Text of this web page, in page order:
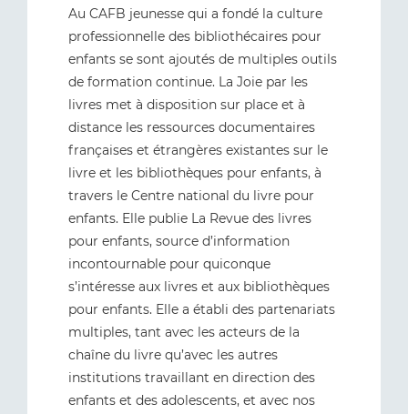
Au CAFB jeunesse qui a fondé la culture
professionnelle des bibliothécaires pour
enfants se sont ajoutés de multiples outils
de formation continue. La Joie par les
livres met à disposition sur place et à
distance les ressources documentaires
françaises et étrangères existantes sur le
livre et les bibliothèques pour enfants, à
travers le Centre national du livre pour
enfants. Elle publie La Revue des livres
pour enfants, source d’information
incontournable pour quiconque
s’intéresse aux livres et aux bibliothèques
pour enfants. Elle a établi des partenariats
multiples, tant avec les acteurs de la
chaîne du livre qu’avec les autres
institutions travaillant en direction des
enfants et des adolescents, et avec nos